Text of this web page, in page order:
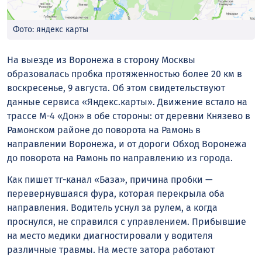
Фото: яндекс карты
На выезде из Воронежа в сторону Москвы
образовалась пробка протяженностью более 20 км в
воскресенье, 9 августа. Об этом свидетельствуют
данные сервиса «Яндекс.карты». Движение встало на
трассе М-4 «Дон» в обе стороны: от деревни Князево в
Рамонском районе до поворота на Рамонь в
направлении Воронежа, и от дороги Обход Воронежа
до поворота на Рамонь по направлению из города.
Как пишет тг-канал «База», причина пробки —
перевернувшаяся фура, которая перекрыла оба
направления. Водитель уснул за рулем, а когда
проснулся, не справился с управлением. Прибывшие
на место медики диагностировали у водителя
различные травмы. На месте затора работают